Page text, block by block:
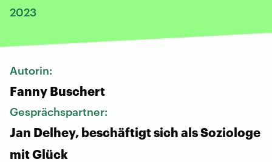
2023
Autorin:
Fanny Buschert
Gesprächspartner:
Jan Delhey, beschäftigt sich als Soziologe
mit Glück